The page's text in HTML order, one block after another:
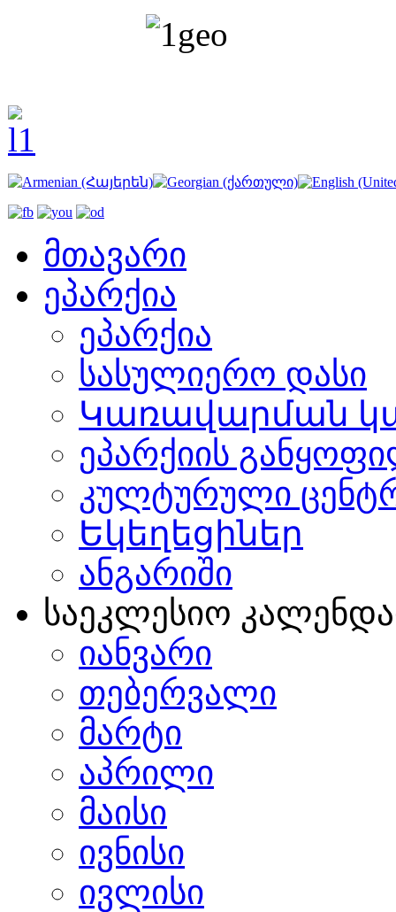
მთავარი
ეპარქია
ეპარქია
სასულიერო დასი
Կառավարման
ეპარქიის
კულტურული
Եկեղեցիներ
ანგარიში
საეკლესიო
იანვარი
თებერვალი
მარტი
აპრილი
მაისი
ივნისი
ივლისი